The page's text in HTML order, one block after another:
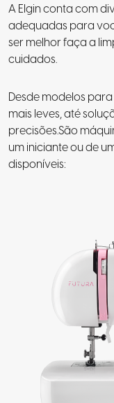
A Elgin conta com
adequadas para
ser melhor faça a
cuidados.
Desde modelos
mais leves, até
precisões.São
um iniciante ou de
disponíveis: